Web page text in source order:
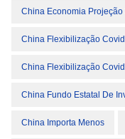
China Economia Projeção
China Flexibilização
China Flexibilização
China Fundo Estatal De
China Importa Menos